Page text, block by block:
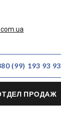
(99) 193 93 93
ПРОДАЖ